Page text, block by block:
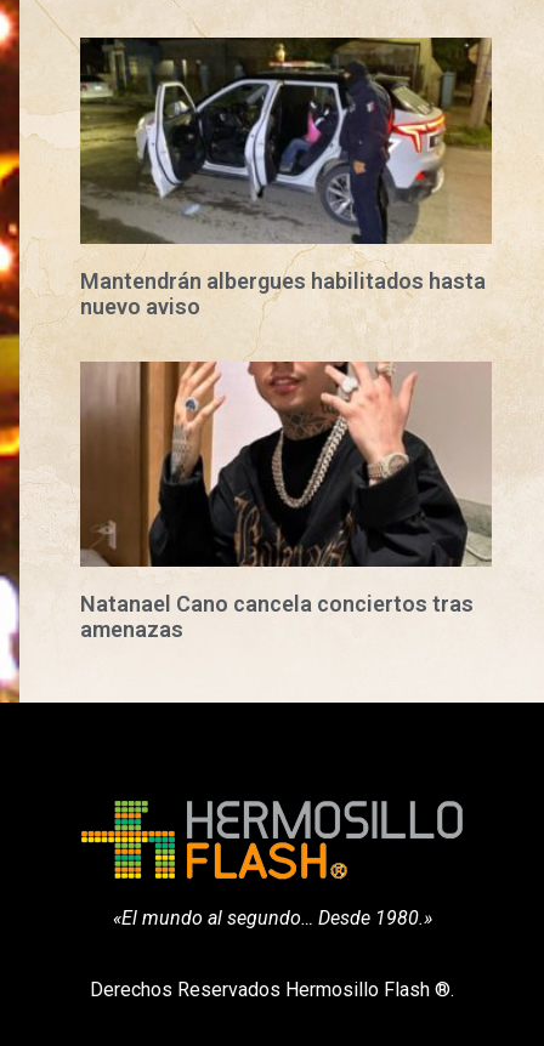
Mantendrán albergues habilitados hasta
nuevo aviso
Natanael Cano cancela conciertos tras
amenazas
«El mundo al segundo… Desde 1980.»
Derechos Reservados Hermosillo Flash ®.